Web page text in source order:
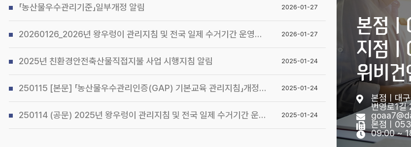
「농산물우수관리기준」일부개정 알림 2026-01-27
20260126_2026년 왕우렁이 관리지침 및 전국 일제 수거기간 운영계획 알림 2026-01-27
2025년 친환경안전축산물직접지불 사업 시행지침 알림 2025-01-24
250115 [본문] 「농산물우수관리인증(GAP) 기본교육 관리지침」개정 알림 2025-01-24
250114 (공문) 2025년 왕우렁이 관리지침 및 전국 일제 수거기간 운영계획 알림 2025-01-24
본점
지점
위비
본점ㅣ대
번영로1길
본점ㅣ
09:00 ~